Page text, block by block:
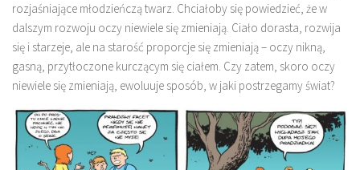
rozjaśniające młodzieńczą twarz. Chciałoby się powiedzieć, że w
dalszym rozwoju oczy niewiele się zmieniają. Ciało dorasta, rozwija
się i starzeje, ale na starość proporcje się zmieniają – oczy nikną,
gasną, przytłoczone kurczącym się ciałem. Czy zatem, skoro oczy
niewiele się zmieniają, ewoluuje sposób, w jaki postrzegamy świat?